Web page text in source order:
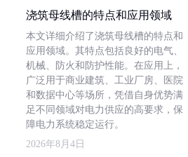
浇筑母线槽的特点和应用领域
本文详细介绍了浇筑母线槽的特点和
应用领域。其特点包括良好的电气、
机械、防火和防护性能。在应用上，
广泛用于商业建筑、工业厂房、医院
和数据中心等场所，凭借自身优势满
足不同领域对电力供应的高要求，保
障电力系统稳定运行。
2026年8月4日